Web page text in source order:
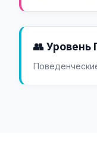
👥 Уровень